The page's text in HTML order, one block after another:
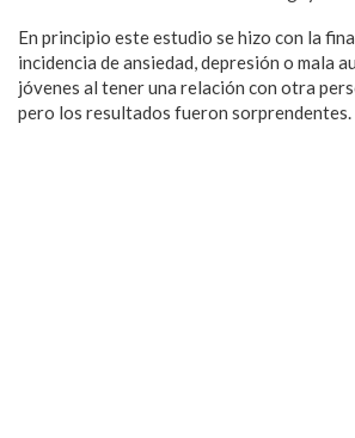
En principio este estudio se hizo con la
incidencia de ansiedad, depresión o mala
jóvenes al tener una relación con otra
pero los resultados fueron sorprendentes.